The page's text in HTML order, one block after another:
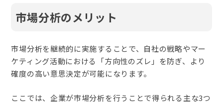
市場分析のメリット
市場分析を継続的に実施することで、自社の戦略やマー
ケティング活動における「方向性のズレ」を防ぎ、より
確度の高い意思決定が可能になります。
ここでは、企業が市場分析を行うことで得られる主な3つ